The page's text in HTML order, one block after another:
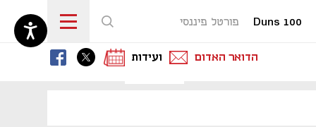
Duns 100 פורטל פיננסי
נפתח בכרטיסייה חדשה
נפתח בכרטיסייה חדשה
ועידות
נפתח בכרטיסייה חדשה
הדואר האדום